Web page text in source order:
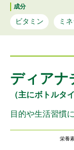
成分
ビタミン ミ
ディアナ
（主にボトルタ
目的や生活習慣
栄養